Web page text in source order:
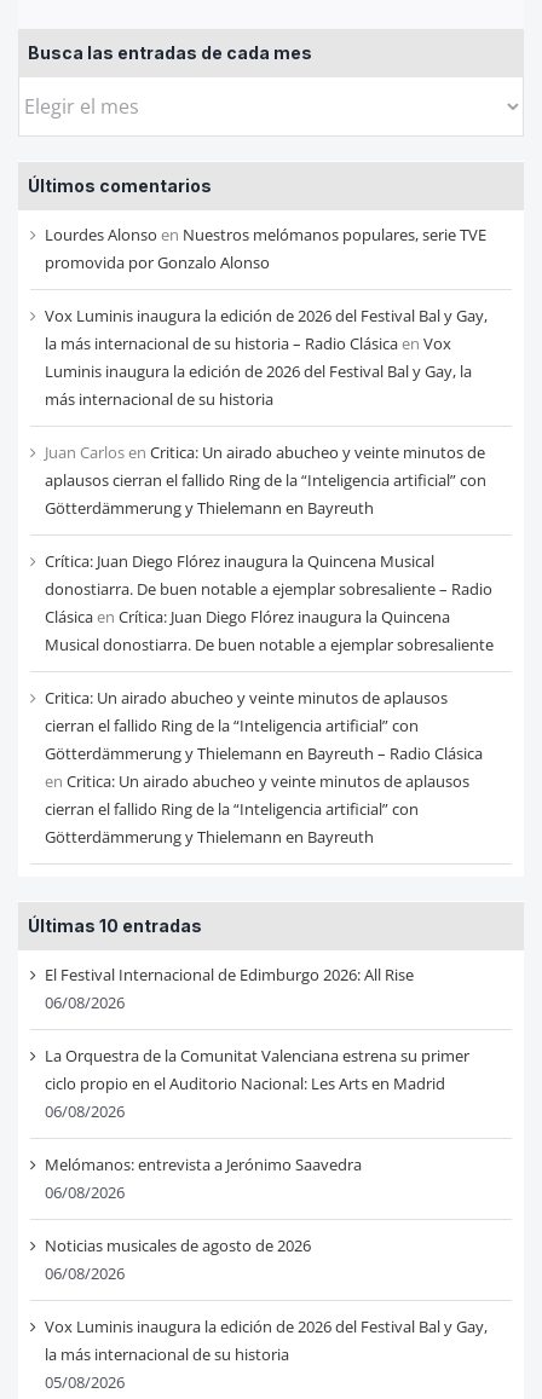
Busca las entradas de cada mes
Busca
entradas
de
cada
mes
Últimos comentarios
Lourdes Alonso en Nuestros melómanos populares, serie TVE
promovida por Gonzalo Alonso
Vox Luminis inaugura la edición de 2026 del Festival Bal y Gay,
la más internacional de su historia – Radio Clásicaen Vox
Luminis inaugura la edición de 2026 del Festival Bal y Gay, la
más internacional de su historia
Juan Carlosen Critica: Un airado abucheo y veinte minutos de
aplausos cierran el fallido Ring de la “Inteligencia artificial” con
Götterdämmerung y Thielemann en Bayreuth
Crítica: Juan Diego Flórez inaugura la Quincena Musical
donostiarra. De buen notable a ejemplar sobresaliente – Radio
Clásicaen Crítica: Juan Diego Flórez inaugura la Quincena
Musical donostiarra. De buen notable a ejemplar sobresaliente
Critica: Un airado abucheo y veinte minutos de aplausos
cierran el fallido Ring de la “Inteligencia artificial” con
Götterdämmerung y Thielemann en Bayreuth – Radio Clásica
en Critica: Un airado abucheo y veinte minutos de aplausos
cierran el fallido Ring de la “Inteligencia artificial” con
Götterdämmerung y Thielemann en Bayreuth
Últimas 10 entradas
El Festival Internacional de Edimburgo 2026: All Rise
06/08/2026
La Orquestra de la Comunitat Valenciana estrena su primer
ciclo propio en el Auditorio Nacional: Les Arts en Madrid
06/08/2026
Melómanos: entrevista a Jerónimo Saavedra
06/08/2026
Noticias musicales de agosto de 2026
06/08/2026
Vox Luminis inaugura la edición de 2026 del Festival Bal y Gay,
la más internacional de su historia
05/08/2026